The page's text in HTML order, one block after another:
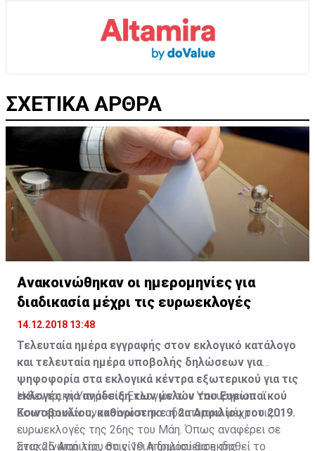
ΣΧΕΤΙΚΑ ΑΡΘΡΑ
Ανακοινώθηκαν οι ημερομηνίες για
διαδικασία μέχρι τις ευρωεκλογές
14.12.2018 13:48
Τελευταία ημέρα εγγραφής στον εκλογικό κατάλογο
και τελευταία ημέρα υποβολής δηλώσεων για
ψηφοφορία στα εκλογικά κέντρα εξωτερικού για τις
εκλογές για ανάδειξη των μελών του Ευρωπαϊκού
Κοινοβουλίου, καθορίστηκε η 2α Απριλίου του 2019.
Η Κεντρική Υπηρεσία Εκλογών του Υπουργείου
Εσωτερικών ανακοίνωσε το οδοιπορικό μέχρι τις
ευρωεκλογές της 26ης του Μάη. Όπως αναφέρει σε
ανακοίνωσή της, στις 19 Απριλίου θα εκδοθεί το
Στις 25 Απριλίου θα γίνει η δημοσίευση της